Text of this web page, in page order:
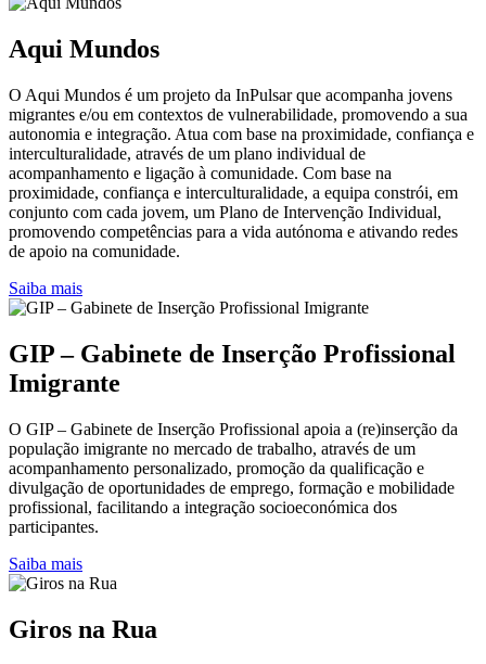
Aqui Mundos
O Aqui Mundos é um projeto da InPulsar que acompanha jovens
migrantes e/ou em contextos de vulnerabilidade, promovendo a sua
autonomia e integração. Atua com base na proximidade, confiança e
interculturalidade, através de um plano individual de
acompanhamento e ligação à comunidade. Com base na
proximidade, confiança e interculturalidade, a equipa constrói, em
conjunto com cada jovem, um Plano de Intervenção Individual,
promovendo competências para a vida autónoma e ativando redes
de apoio na comunidade.
Saiba mais
GIP – Gabinete de Inserção Profissional
Imigrante
O GIP – Gabinete de Inserção Profissional apoia a (re)inserção da
população imigrante no mercado de trabalho, através de um
acompanhamento personalizado, promoção da qualificação e
divulgação de oportunidades de emprego, formação e mobilidade
profissional, facilitando a integração socioeconómica dos
participantes.
Saiba mais
Giros na Rua